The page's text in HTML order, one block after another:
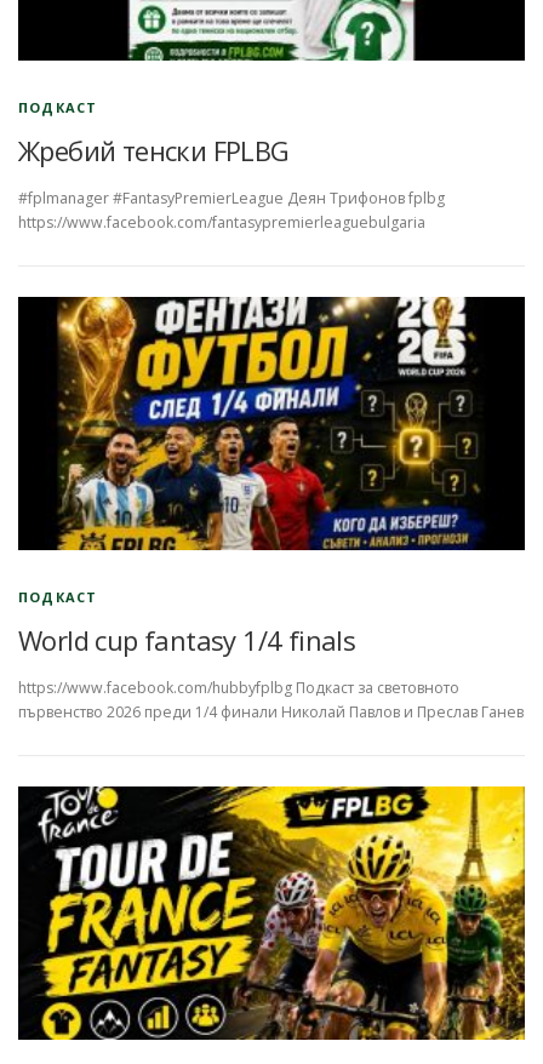
ПОДКАСТ
Жребий тенски FPLBG
#fplmanager #FantasyPremierLeague Деян Трифонов fplbg
https://www.facebook.com/fantasypremierleaguebulgaria
ПОДКАСТ
World cup fantasy 1/4 finals
https://www.facebook.com/hubbyfplbg Подкаст за световното
първенство 2026 преди 1/4 финали Николай Павлов и Преслав Ганев